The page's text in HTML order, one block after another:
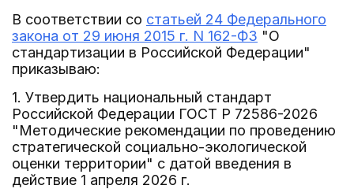
В соответствии со статьей 24 Федерального
закона от 29 июня 2015 г. N 162-ФЗ "О
стандартизации в Российской Федерации"
приказываю:
1. Утвердить национальный стандарт
Российской Федерации ГОСТ Р 72586-2026
"Методические рекомендации по проведению
стратегической социально-экологической
оценки территории" с датой введения в
действие 1 апреля 2026 г.